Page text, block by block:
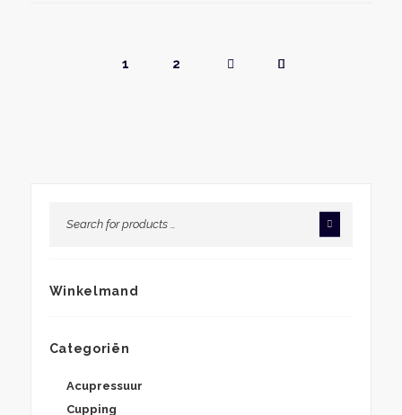
1 2
Winkelmand
Categoriën
Acupressuur
Cupping